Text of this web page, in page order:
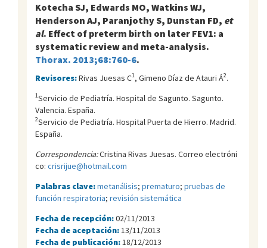
Kotecha SJ, Edwards MO, Watkins WJ,
Henderson AJ, Paranjothy S, Dunstan FD, et
al. Effect of preterm birth on later FEV1: a
systematic review and meta-analysis.
Thorax. 2013;68:760-6.
Revisores:Rivas Juesas C1, Gimeno Díaz de Atauri Á2.
1Servicio de Pediatría. Hospital de Sagunto. Sagunto.
Valencia. España.
2Servicio de Pediatría. Hospital Puerta de Hierro. Madrid.
España.
Correspondencia:Cristina Rivas Juesas. Correo electróni
co: crisrijue@hotmail.com
Palabras clave:metanálisis; prematuro; pruebas de
función respiratoria; revisión sistemática
Fecha de recepción:02/11/2013
Fecha de aceptación: 13/11/2013
Fecha de publicación: 18/12/2013